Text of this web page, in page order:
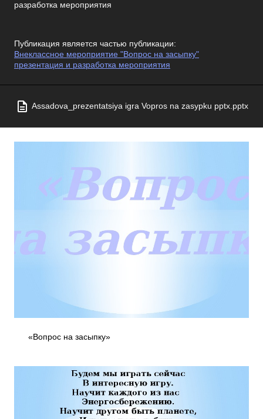
разработка мероприятия
Публикация является частью публикации:
Внеклассное мероприятие "Вопрос на засыпку"
презентация и разработка мероприятия
Assadova_prezentatsiya igra Vopros na zasypku pptx.pptx
«Вопрос на засыпку»